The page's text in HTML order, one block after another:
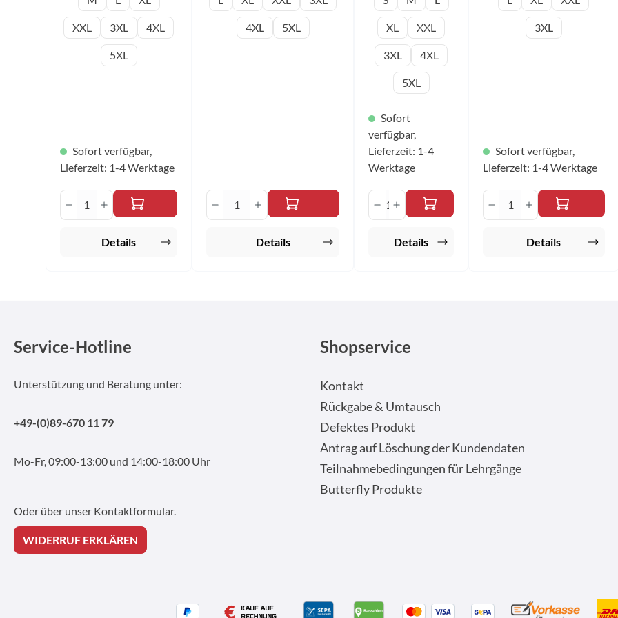
Größen: 2XS - 5XL
XXL 3XL 4XL
5XL
Sofort verfügbar,
Lieferzeit: 1-4 Werktage
Produkt Anzahl: Gib den gewünschten Wert ein oder benutze die
Details
2XS - 5XL
4XL 5XL
Produkt Anzahl: Gib den gewünschten Wert ein oder
Details
Ärmeln Material:
100% Polyester
Farbe: rot/blau
Größen: 2XS - 4XL
XL XXL
3XL 4XL
5XL
Sofort
verfügbar,
Lieferzeit: 1-4
Werktage
Produkt Anzahl: Gib den
Details
92% Polyester, 8% Spandex
Farbe: rot Größen: 2XS -
3XL
Sofort verfügbar,
Lieferzeit: 1-4 Werktage
Produkt Anzahl:
Details
Service-Hotline
Unterstützung und Beratung unter:
+49-(0)89-670 11 79
Mo-Fr, 09:00-13:00 und 14:00-18:00 Uhr
Oder über unser Kontaktformular.
WIDERRUF ERKLÄREN
Shopservice
Kontakt
Rückgabe & Umtausch
Defektes Produkt
Antrag auf Löschung der Kundendaten
Teilnahmebedingungen für Lehrgänge
Butterfly Produkte